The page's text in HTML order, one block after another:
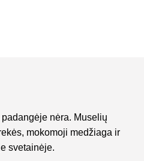
nėra. Muselių
mokomoji medžiaga ir
svetainėje.